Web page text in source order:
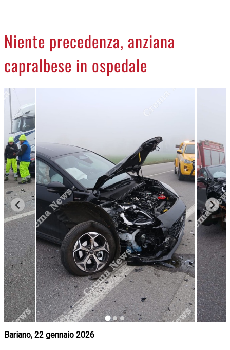
LA PIAZZA
ANIMALI
Niente precedenza, anziana
capralbese in ospedale
Bariano, 22 gennaio 2026